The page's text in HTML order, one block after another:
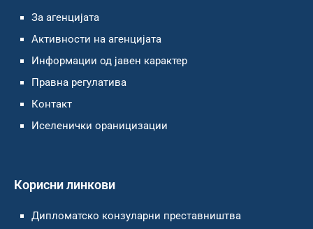
За агенцијата
Активности на агенцијата
Информации од јавен карактер
Правна регулатива
Контакт
Иселенички ораницизации
Корисни линкови
Дипломатско конзуларни преставништва